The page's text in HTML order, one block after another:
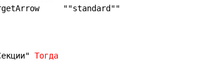
|		targetArrow	""standard""
Тогда